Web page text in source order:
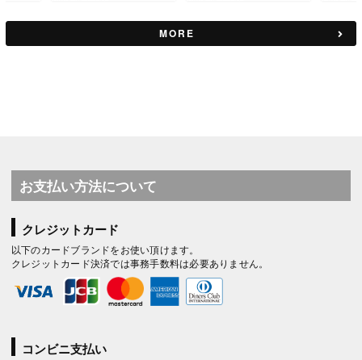
MORE
お支払い方法について
クレジットカード
以下のカードブランドをお使い頂けます。
クレジットカード決済では事務手数料は必要ありません。
コンビニ支払い